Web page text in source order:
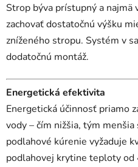
Strop býva prístupný a najmä
zachovať dostatočnú výšku
zníženého stropu. Systém v
dodatočnú montáž.
Energetická efektivita
Energetická účinnosť priamo
vody – čím nižšia, tým
podlahové kúrenie vyžaduje
podlahovej krytine teploty od